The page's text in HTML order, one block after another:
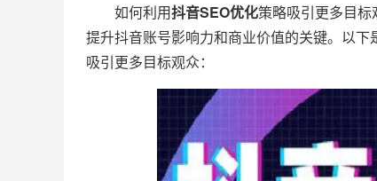
如何利用抖音SEO优化策略吸引更多目标
提升抖音账号影响力和商业价值的关键。以
吸引更多目标观众：